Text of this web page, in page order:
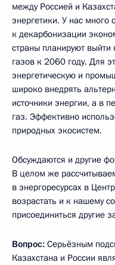
между Россией и
энергетики. У нас много
к декарбонизации
страны планируют
газов к 2060 году. Для
энергетическую и
широко внедрять
источники энергии, а в
газ. Эффективно
природных экосистем.
Обсуждаются и другие
В целом же
в энергоресурсах в
возрастать и к нашему
присоединиться другие
Вопрос: Серьёзным
Казахстана и России